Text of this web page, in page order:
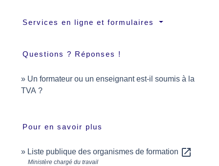
Services en ligne et formulaires
Questions ? Réponses !
Un formateur ou un enseignant est-il soumis à la
TVA ?
Pour en savoir plus
Liste publique des organismes de formation open_in_new
Ministère chargé du travail